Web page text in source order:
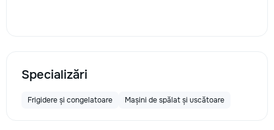
Specializări
Frigidere și congelatoare Mașini de spălat și uscătoare